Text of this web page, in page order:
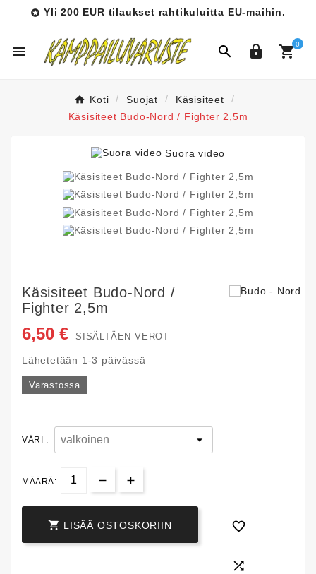
 Yli 200 EUR tilaukset rahtikuluitta EU-maihin.
   0
Koti Suojat
Käsisiteet
Käsisiteet Budo-Nord / Fighter 2,5m
Suora video
Käsisiteet Budo-Nord /
Fighter 2,5m
6,50 € SISÄLTÄEN VEROT
Lähetetään 1-3 päivässä
Varastossa
VÄRI :
MÄÄRÄ:
 LISÄÄ OSTOSKORIIN 
